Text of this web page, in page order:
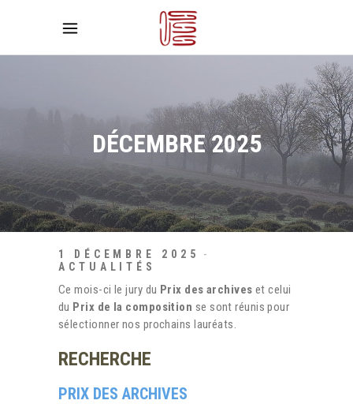
DÉCEMBRE 2025
1 DÉCEMBRE 2025
ACTUALITÉS
Ce mois-ci le jury du Prix des archives et celui
du Prix de la composition se sont réunis pour
sélectionner nos prochains lauréats.
RECHERCHE
PRIX DES ARCHIVES